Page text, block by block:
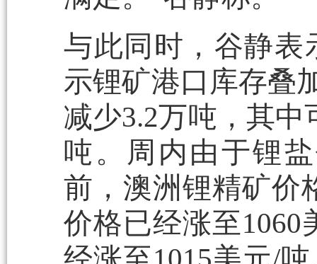
与此同时，谷静表
示锂矿港口库存叠
减少3.2万吨，其中
吨。周内由于锂
前，澳洲锂精矿价
价格已经涨至